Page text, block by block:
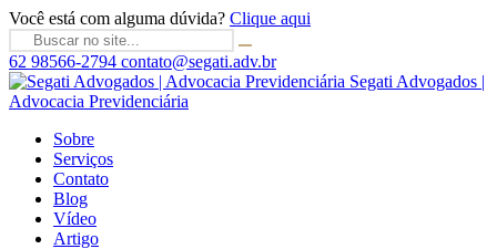
Você está com alguma dúvida? Clique aqui
62 98566-2794 contato@segati.adv.br
Segati Advogados |
Advocacia Previdenciária
Sobre
Serviços
Contato
Blog
Vídeo
Artigo